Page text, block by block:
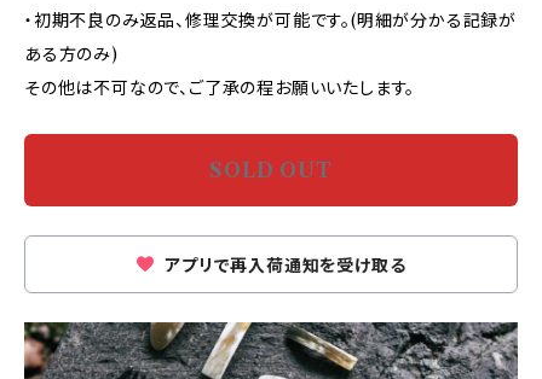
・初期不良のみ返品、修理交換が可能です。(明細が分かる記録が
ある方のみ)
その他は不可なので、ご了承の程お願いいたします。
SOLD OUT
アプリで再入荷通知を受け取る